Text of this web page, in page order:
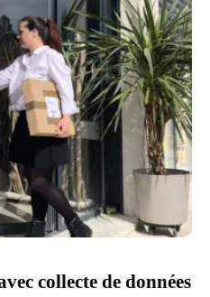
collecte de données